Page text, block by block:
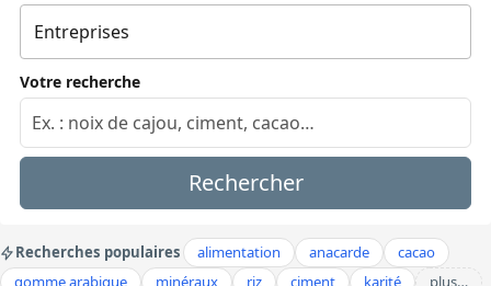
Votre recherche
Rechercher
Recherches populaires alimentation anacarde
cacao
gomme arabique
minéraux riz ciment karité plus…